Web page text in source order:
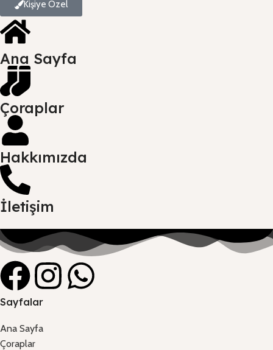
Kişiye Özel
Ana Sayfa
Çoraplar
Hakkımızda
İletişim
Sayfalar
Ana Sayfa
Çoraplar